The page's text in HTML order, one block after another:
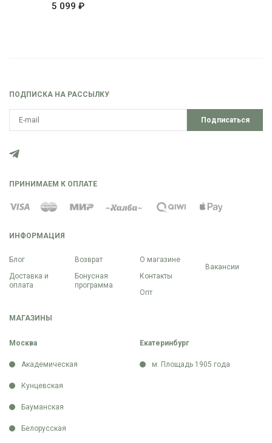
5 099 ₽
ИНФОРМАЦИЯ
Блог
Доставка и
оплата
Возврат
Бонусная
программа
О магазине
Контакты
Опт
Вакансии
МАГАЗИНЫ
Москва
Академическая
Кунцевская
Бауманская
Белорусская
Екатеринбург
м. Площадь 1905 года
ПОДПИСКА НА РАССЫЛКУ
Подписаться
ПРИНИМАЕМ К ОПЛАТЕ